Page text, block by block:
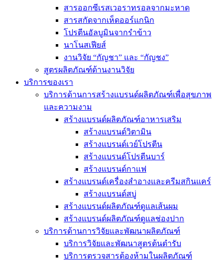
สารออกซีเรสเวอราทรอลจากมะหาด
สารสกัดจากเห็ดออร์แกนิก
โปรตีนอัลบูมินจากรำข้าว
นาโนสเฟียส์
งานวิจัย “กัญชา” และ “กัญชง”
สูตรผลิตภัณฑ์ด้านงานวิจัย
บริการของเรา
บริการด้านการสร้างแบรนด์ผลิตภัณฑ์เพื่อสุขภาพ
และความงาม
สร้างแบรนด์ผลิตภัณฑ์อาหารเสริม
สร้างแบรนด์วิตามิน
สร้างแบรนด์เวย์โปรตีน
สร้างแบรนด์โปรตีนบาร์
สร้างแบรนด์กาแฟ
สร้างแบรนด์เครื่องสำอางและครีมสกินแคร์
สร้างแบรนด์สบู่
สร้างแบรนด์ผลิตภัณฑ์ดูแลเส้นผม
สร้างแบรนด์ผลิตภัณฑ์ดูแลช่องปาก
บริการด้านการวิจัยและพัฒนาผลิตภัณฑ์
บริการวิจัยและพัฒนาสูตรต้นตำรับ
บริการตรวจสารต้องห้ามในผลิตภัณฑ์